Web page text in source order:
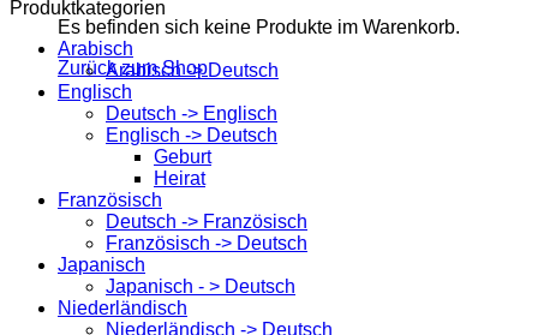
Es befinden sich keine Produkte im Warenkorb.
Zurück zum Shop
Produktkategorien
Arabisch
Arabisch -> Deutsch
Englisch
Deutsch -> Englisch
Englisch -> Deutsch
Geburt
Heirat
Französisch
Deutsch -> Französisch
Französisch -> Deutsch
Japanisch
Japanisch - > Deutsch
Niederländisch
Niederländisch -> Deutsch